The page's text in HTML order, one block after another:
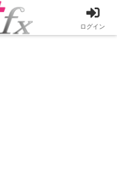
ログイン